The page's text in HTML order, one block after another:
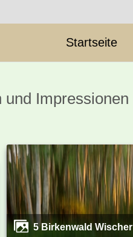
Startseite
und Impressionen
5 Birkenwald Wischer